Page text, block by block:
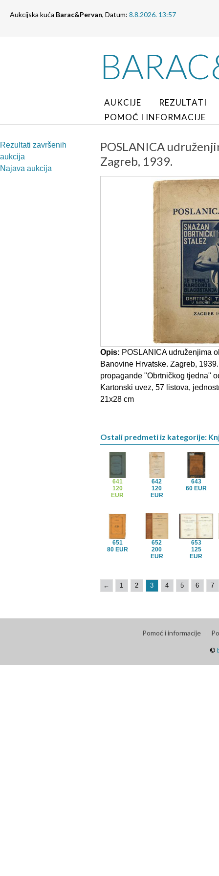
Aukcijska kuća Barac&Pervan, Datum: 8.8.2026. 13:57
AUKCIJE
REZULTATI
POMOĆ I INFORMACIJE
Rezultati završenih
aukcija
Najava aukcija
POSLANICA
Zagreb, 1939.
Opis: POSLANICA udruženjima
Banovine Hrvatske. Zagreb,
propagande "Obrtničkog tjedna"
Kartonski uvez, 57 listova,
21x28 cm
Ostali predmeti iz kategorije:
641
120
EUR
642
120
EUR
643
60 EUR
651
80 EUR
652
200
EUR
653
125
EUR
← 1 2 3 4 5 6 7
Pomoć i informacije
©